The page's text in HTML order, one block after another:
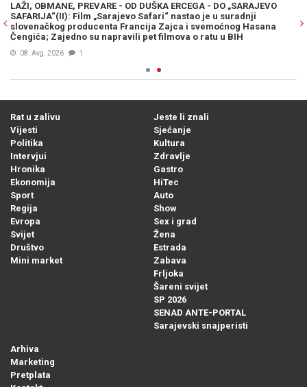
LAŽI, OBMANE, PREVARE - OD DUŠKA ERCEGA - DO „SARAJEVO
SAFARIJA“(II): Film „Sarajevo Safari“ nastao je u suradnji
slovenačkog producenta Francija Zajca i svemoćnog Hasana
Čengića; Zajedno su napravili pet filmova o ratu u BIH
08. Avg. 2026 1
Rat u zalivu
Vijesti
Politika
Intervjui
Hronika
Ekonomija
Sport
Regija
Evropa
Svijet
Društvo
Mini market
Jeste li znali
Sjećanje
Kultura
Zdravlje
Gastro
HiTec
Auto
Show
Sex i grad
Žena
Estrada
Zabava
Frljoka
Šareni svijet
SP 2026
SENAD ANTE-PORTAL
Sarajevski snajperisti
Arhiva
Marketing
Pretplata